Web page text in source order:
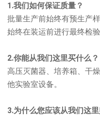
1.我们如何保证质量？
批量生产前始终有预生产样
始终在装运前进行最终检验
2.你能从我们这里买什么？
高压灭菌器、培养箱、干
他实验室设备。
3.为什么您应该从我们这